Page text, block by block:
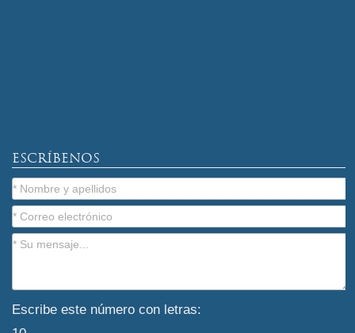
ESCRÍBENOS
Escribe este número con letras: